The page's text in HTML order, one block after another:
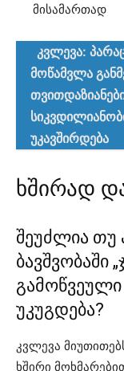
მისამართად
კვლევა:
მოწამვლა
უკავშირდება
ხშირად
შეუძლია თუ
ბავშვობაში
უკუგდება?
კვლევა
ხშირი